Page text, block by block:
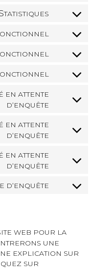
TATISTIQUES
ONCTIONNEL
ONCTIONNEL
ONCTIONNEL
EN ATTENTE
D’ENQUÊTE
EN ATTENTE
D’ENQUÊTE
EN ATTENTE
D’ENQUÊTE
D’ENQUÊTE
WEB POUR LA
UNE
EXPLICATION SUR
SUR